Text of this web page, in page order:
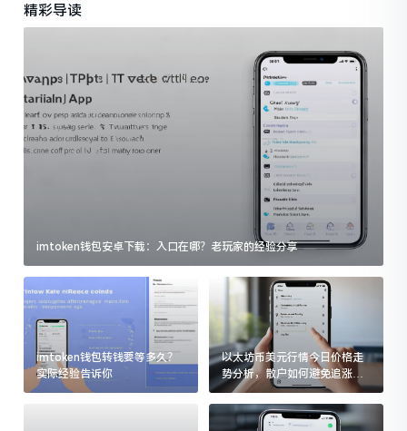
精彩导读
imtoken钱包安卓下载：入口在哪？老玩家的经验分享
imtoken钱包转钱要等多久？
实际经验告诉你
以太坊币美元行情今日价格走
势分析，散户如何避免追涨杀
跌被套牢